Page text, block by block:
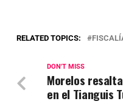
RELATED TOPICS:
DON'T MISS
Morelos
en el Tianguis